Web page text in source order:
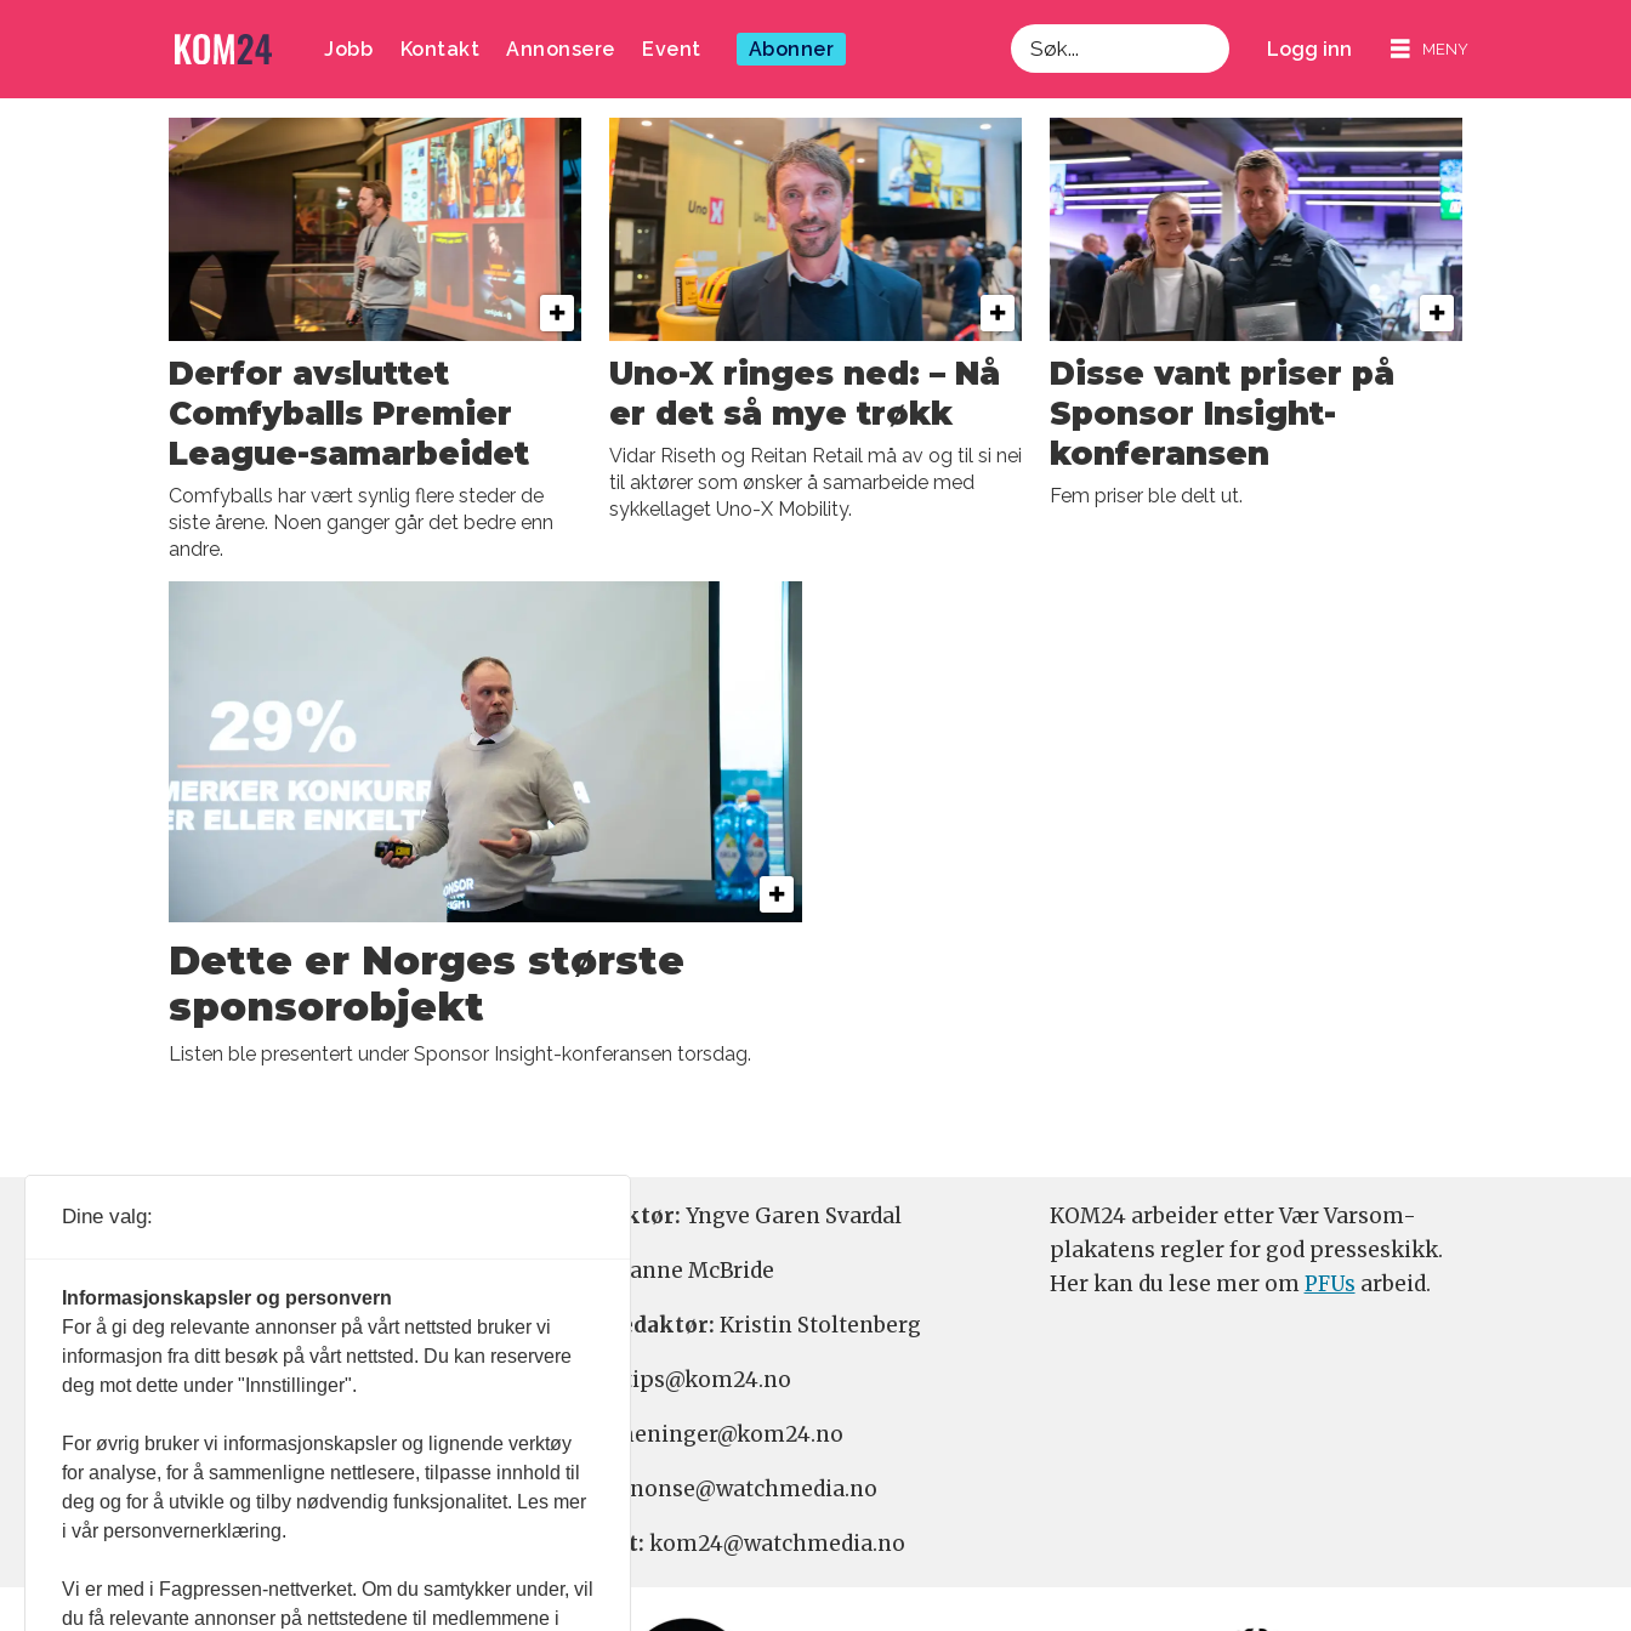
Jobb Kontakt Annonsere Event Abonner
Søk
Logg inn
Emne:
sponsor
insight-
konferansen
Derfor avsluttet
Comfyballs Premier
League-samarbeidet
Comfyballs har vært synlig flere steder de
siste årene. Noen ganger går det bedre enn
andre.
Uno-X ringes ned: – Nå
er det så mye trøkk
Vidar Riseth og Reitan Retail må av og til si nei
til aktører som ønsker å samarbeide med
sykkellaget Uno-X Mobility.
Disse vant priser på
Sponsor Insight-
konferansen
Fem priser ble delt ut.
Dette er Norges største
sponsorobjekt
Listen ble presentert under Sponsor Insight-konferansen torsdag.
093 182
Nyhetsredaktør: Yngve Garen Svardal
Hanne McBride
Ansvarlig redaktør: Kristin Stoltenberg
Nyhetstips: tips@kom24.no
Meninger: meninger@kom24.no
Annonse: annonse@watchmedia.no
Abonnement: kom24@watchmedia.no
KOM24 arbeider etter Vær Varsom-
plakatens regler for god presseskikk.
Her kan du lese mer omPFUs arbeid.
Dine valg:
Informasjonskapsler og personvern
For å gi deg relevante annonser på vårt nettsted bruker vi
informasjon fra ditt besøk på vårt nettsted. Du kan reservere
deg mot dette under "Innstillinger".
For øvrig bruker vi informasjonskapsler og lignende verktøy
for analyse, for å sammenligne nettlesere, tilpasse innhold til
deg og for å utvikle og tilby nødvendig funksjonalitet. Les mer
i vår personvernerklæring.
Vi er med i Fagpressen-nettverket. Om du samtykker under, vil
du få relevante annonser på nettstedene til medlemmene i